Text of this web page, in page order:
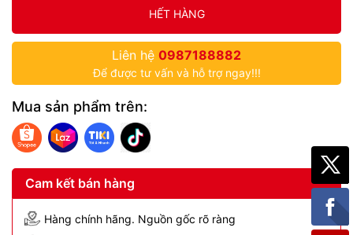
HẾT HÀNG
Liên hệ 0987188882
Để được tư vấn và hỗ trợ ngay!!!
Mua sản phẩm trên:
Cam kết bán hàng
Hàng chính hãng. Nguồn gốc rõ ràng